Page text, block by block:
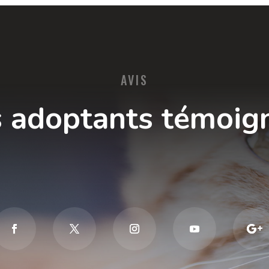
AVIS
adoptants